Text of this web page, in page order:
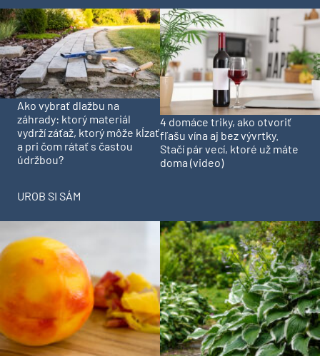
Ako vybrať dlažbu na
záhrady: ktorý materiál
vydrží záťaž, ktorý môže kĺzať
a pri čom rátať s častou
údržbou?
4 domáce triky, ako otvoriť
fľašu vína aj bez vývrtky.
Stačí pár vecí, ktoré už máte
doma (video)
UROB SI SÁM